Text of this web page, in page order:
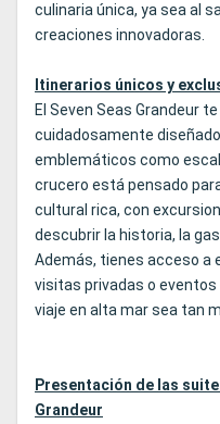
culinaria única, ya sea al
creaciones innovadoras.
Itinerarios únicos y
El Seven Seas Grandeur
cuidadosamente
emblemáticos como
crucero está pensado
cultural rica, con
descubrir la historia, la
Además, tienes acceso a
visitas privadas o
viaje en alta mar sea tan
Presentación de las
Grandeur